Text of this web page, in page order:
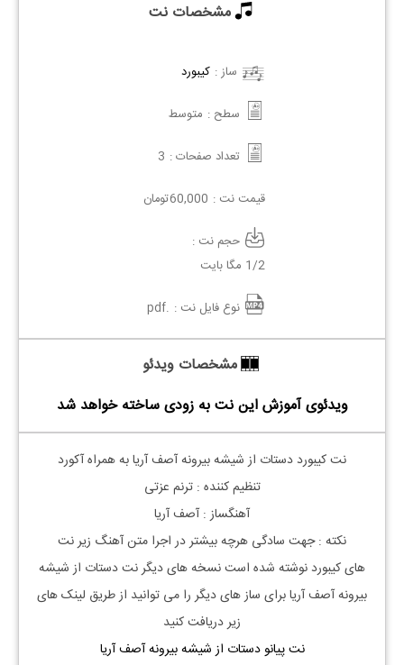
مشخصات نت
ساز : کیبورد
سطح : متوسط
تعداد صفحات : 3
قیمت نت : 60,000تومان
حجم نت :
1/2 مگا بایت
نوع فایل نت : .pdf
مشخصات ویدئو
ویدئوی آموزش این نت به زودی ساخته خواهد شد
نت کیبورد دستات از شیشه بیرونه آصف آریا به همراه آکورد
تنظیم کننده : ترنم عزتی
آهنگساز : آصف آریا
نکته : جهت سادگی هرچه بیشتر در اجرا متن آهنگ زیر نت
هایکیبورد نوشته شده است نسخه های دیگر نتدستات از شیشه
بیرونه آصف آریابرای ساز های دیگر را می توانید از طریق لینک های
زیر دریافت کنید
نت پیانو دستات از شیشه بیرونه آصف آریا